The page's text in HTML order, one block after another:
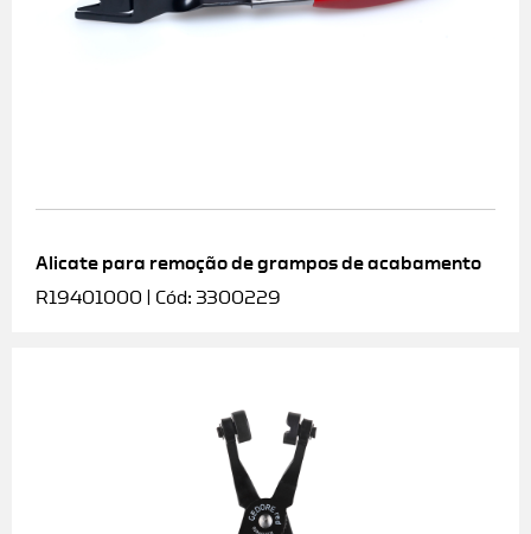
Alicate para remoção de grampos de acabamento
R19401000 | Cód: 3300229